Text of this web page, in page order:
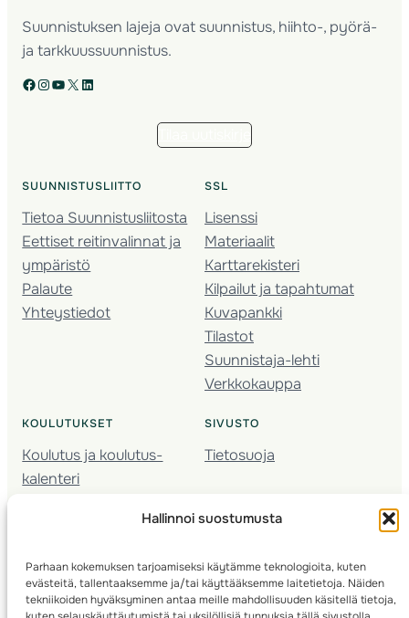
Hallinnoi suostumusta
Parhaan kokemuksen tarjoamiseksi käytämme teknologioita, kuten
evästeitä, tallentaaksemme ja/tai käyttääksemme laitetietoja. Näiden
tekniikoiden hyväksyminen antaa meille mahdollisuuden käsitellä tietoja,
Suunnistuksen lajeja ovat suunnistus, hiihto-, pyörä-
ja tarkkuussuunnistus.
Facebook Instagram YouTube X LinkedIn
SUUNNISTUSLIITTO
Tietoa Suunnistusliitosta
Eettiset reitinvalinnat ja
ympäristö
Palaute
Yhteystiedot
SSL
Lisenssi
Materiaalit
Karttarekisteri
Kilpailut ja tapahtumat
Kuvapankki
Tilastot
Suunnistaja-lehti
Verkkokauppa
KOULUTUKSET
Koulutus ja koulutus­
kalenteri
Seura­kehittäminen
Kartoitus
Ratamestari
SIVUSTO
Tietosuoja